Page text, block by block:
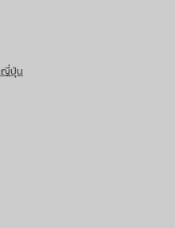
ญี่ปุ่น